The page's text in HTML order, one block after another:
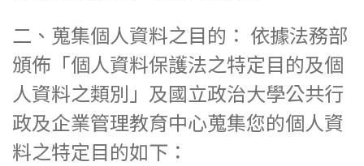
二、蒐集個人資料之目的： 依據法務部
頒佈「個人資料保護法之特定目的及個
人資料之類別」及國立政治大學公共行
政及企業管理教育中心蒐集您的個人資
料之特定目的如下：